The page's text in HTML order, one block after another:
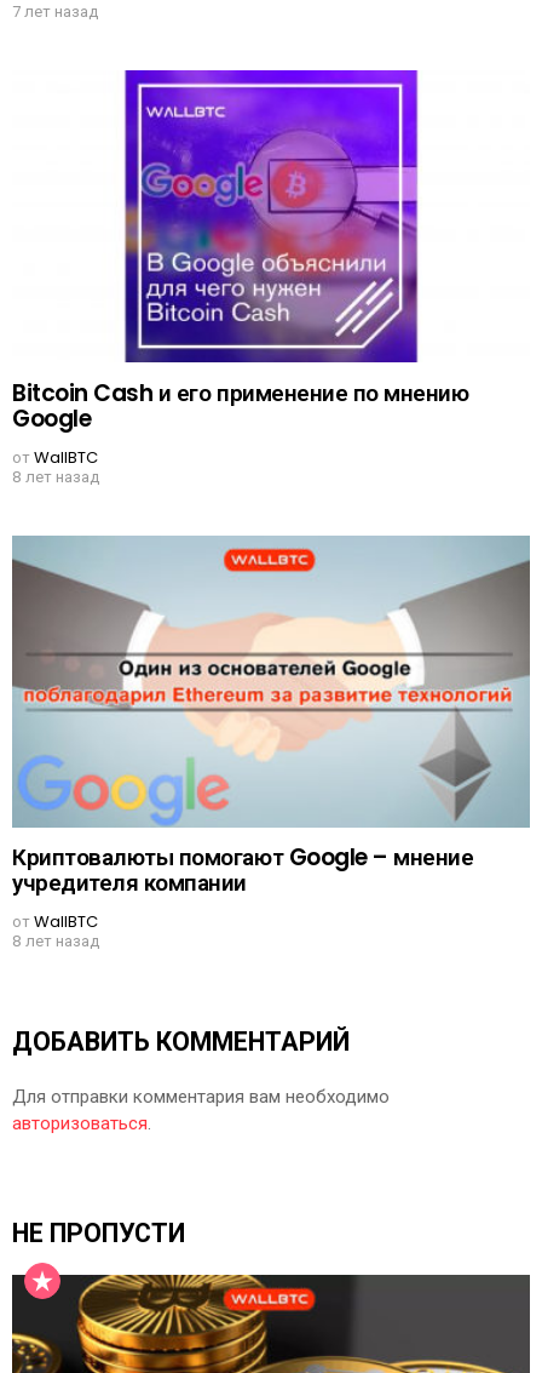
7 лет назад
Bitcoin Cash и его применение по мнению
Google
отWallBTC
8 лет назад
Криптовалюты помогают Google – мнение
учредителя компании
отWallBTC
8 лет назад
ДОБАВИТЬ КОММЕНТАРИЙ
Для отправки комментария вам необходимо
авторизоваться.
НЕ ПРОПУСТИ